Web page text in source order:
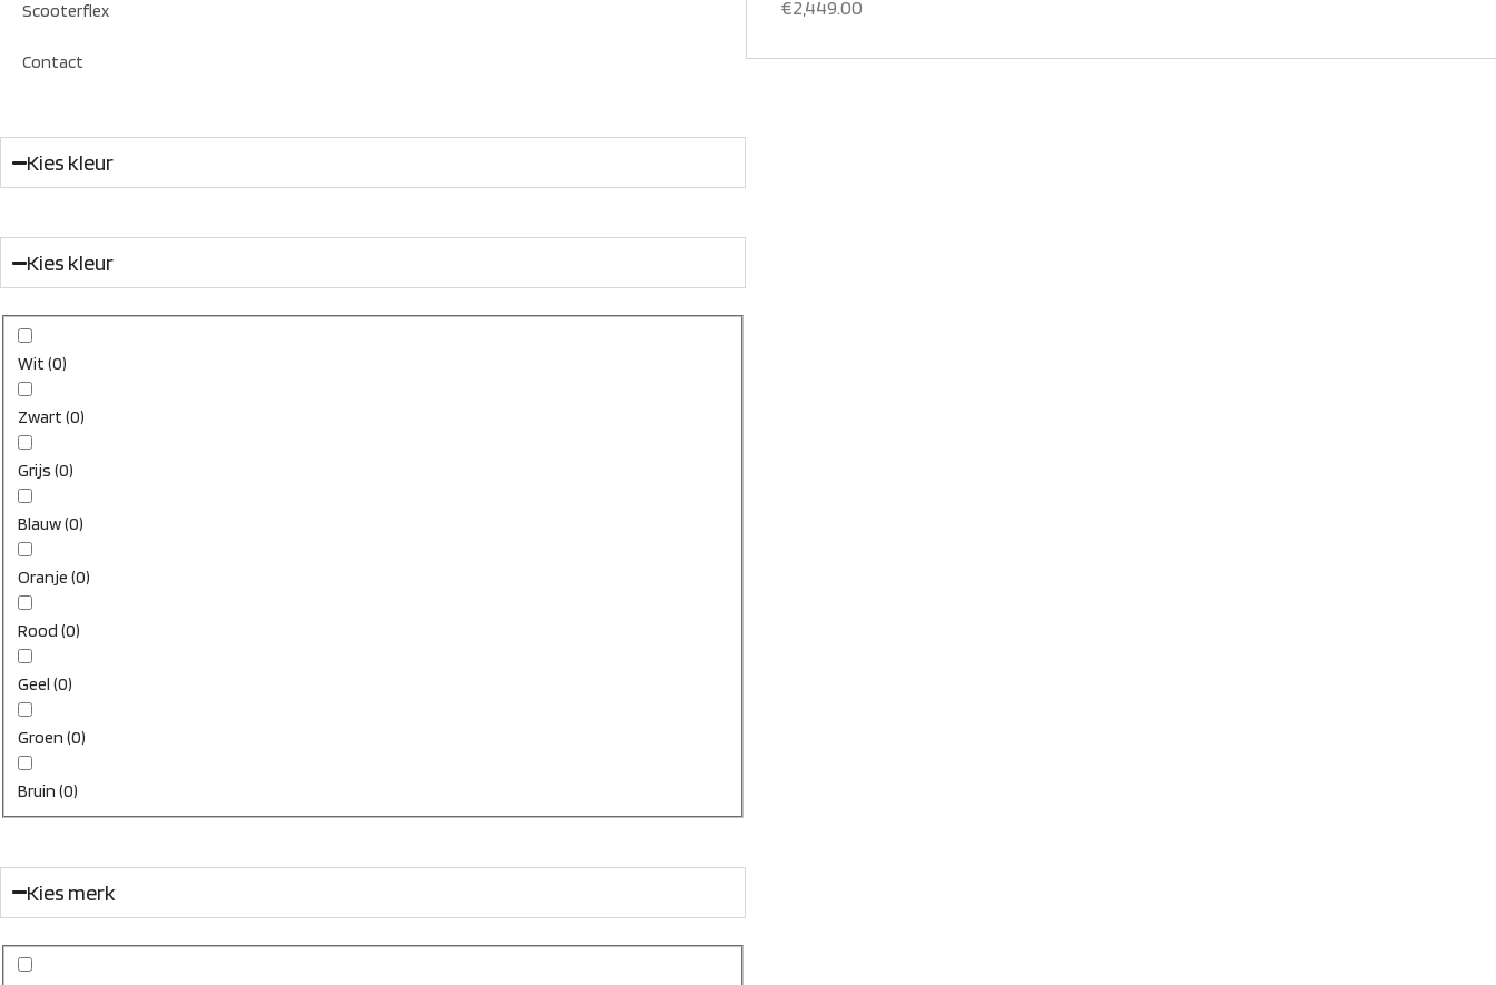
Scooterflex
Contact
Kies kleur
Kies kleur
Wit (0)
Zwart (0)
Grijs (0)
Blauw(0)
Oranje (0)
Rood (0)
Geel (0)
Groen (0)
Bruin (0)
Kies merk
€2,449.00